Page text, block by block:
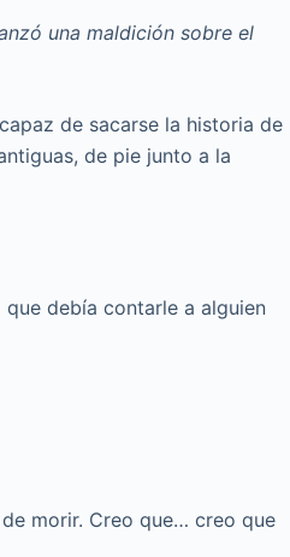
una maldición sobre el
de sacarse la historia de
de pie junto a la
debía contarle a alguien
morir. Creo que… creo que